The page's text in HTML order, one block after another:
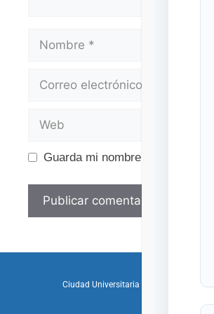
Guarda mi nombre, correo
Ciudad Universitaria – Los